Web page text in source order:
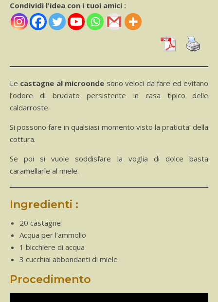
Condividi l'idea con i tuoi amici :
Le castagne al microonde sono veloci da fare ed evitano
l’odore di bruciato persistente in casa tipico delle
caldarroste.
Si possono fare in qualsiasi momento visto la praticita’ della
cottura.
Se poi si vuole soddisfare la voglia di dolce basta
caramellarle al miele.
Ingredienti :
20 castagne
Acqua per l’ammollo
1 bicchiere di acqua
3 cucchiai abbondanti di miele
Procedimento